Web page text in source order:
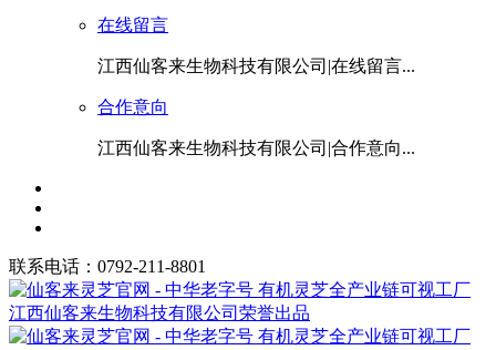
在线留言
江西仙客来生物科技有限公司|在线留言...
合作意向
江西仙客来生物科技有限公司|合作意向...
联系电话：0792-211-8801